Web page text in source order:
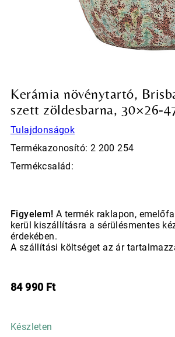
Kerámia növénytartó,
szett zöldesbarna, 30×26-
Tulajdonságok
Termékazonosító: 2 200 254
Termékcsalád:
Figyelem! A termék raklapon,
kerül kiszállításra a sérülésmentes
érdekében.
A szállítási költséget az ár
84 990 Ft
Készleten